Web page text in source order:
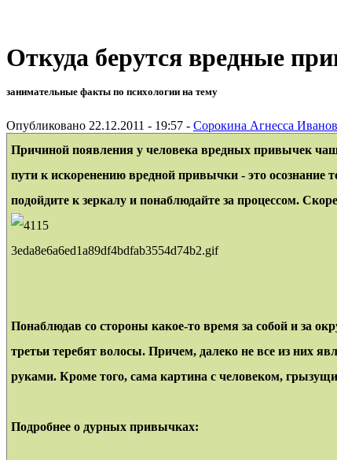
Откуда берутся вредные
занимательные факты по психологии на тему
Опубликовано 22.12.2011 - 19:57 - Сорокина Агнесса
Причиной появления у человека вредных привычек
пути к искоренению вредной привычки - это осознание
подойдите к зеркалу и понаблюдайте за процессом.
3eda8e6a6ed1a89df4bdfab3554d74b2.gif
Понаблюдав со стороны какое-то время за собой и за
третьи теребят волосы. Причем, далеко не все из них
руками. Кроме того, сама картина с человеком,
Подробнее о дурных привычках: